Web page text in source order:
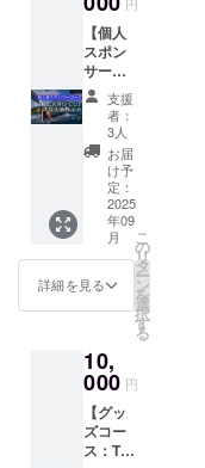
までに
現時点
でのご
希望の
サイズ
と生地
色を記
載いた
だける
と助か
りま
す。※こ
の時点
文サイ
ズ・生
れない
ためご
安心く
ださ
い。
■ お礼
までに
現時点
でのご
希望の
サイズ
と生地
色を記
載いた
だける
と助か
りま
す。※こ
の時点
文サイ
ズ・生
れない
ためご
安心く
ださ
い。
■ 動画
時間 ・
[開催場
所]: 霧
島市民
国分総
合プー
リーダ
イビン
グに必
要な機
材はこ
ちらで
ご用意
いたし
短1週間
から来
年2026
年9月ま
で開催
可能で
参加券
（温泉
付き）
2025年
9月23日
に開催
される
フリー
ダイビ
ング国
際大会
のク
ロージ
ング
パー
す。 ・
日程：
2025年
9月23日
（火）※
祝日
【個人
スポン
サー
コー
ス：
Volcano
Cup共
用大漁
旗記
名】
Volcano
Cup共
用大漁
旗に記
名 支援
指定の
名前・
ニック
ネーム
を
Volcano
支援
者：
3人
お届
け予
定：
2025
年09
月
詳細を見る
こ
の
リ
タ
ー
ン
を
選
択
す
る
10,
000 円
【グッ
ズコー
ス：T